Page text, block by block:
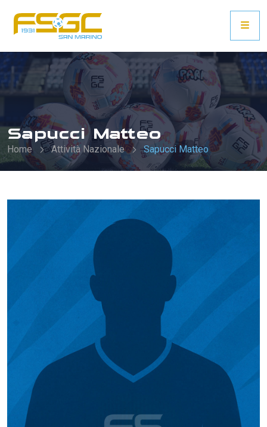
Sapucci Matteo
Home Attività Nazionale Sapucci Matteo